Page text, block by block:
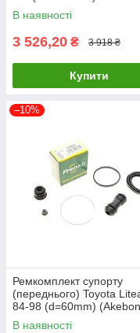
58015263066819 Z/Z
В наявності
3 526,20 ₴ 3 918 ₴
Купити
–10%
Ремкомплект супорту
(переднього) Toyota
84-98 (d=60mm)
FRENKIT 260056 UA61
В наявності